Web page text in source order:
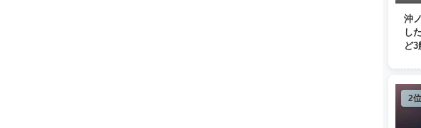
沖
し
ど
2位